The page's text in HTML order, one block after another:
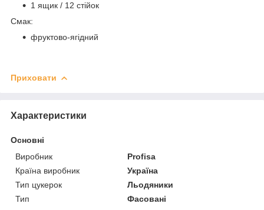
1 ящик / 12 стійок
Смак:
фруктово-ягідний
Приховати
Характеристики
Основні
Виробник
Profisa
Країна виробник
Україна
Тип цукерок
Льодяники
Тип
Фасовані